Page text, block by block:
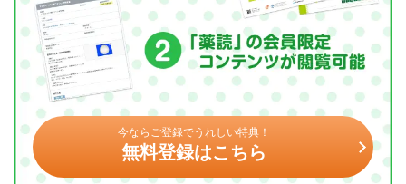
今ならご登録でうれしい特典！
無料登録はこちら